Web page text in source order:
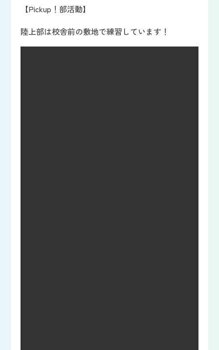
【Pickup！部活動】
陸上部は校舎前の敷地で練習しています！